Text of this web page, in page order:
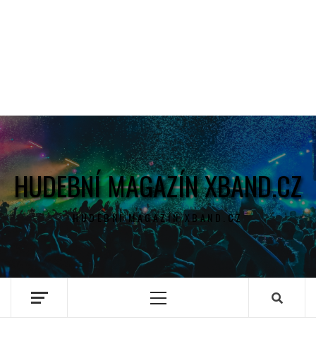
HUDEBNÍ MAGAZÍN XBAND.CZ
HUDEBNÍ MAGAZÍN XBAND.CZ
Primary